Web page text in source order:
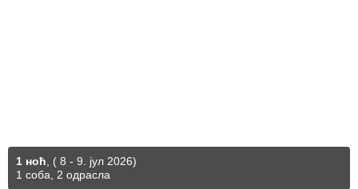
1 ноћ
( 8 - 9. јул 2026)
1 соба, 2 одрасла